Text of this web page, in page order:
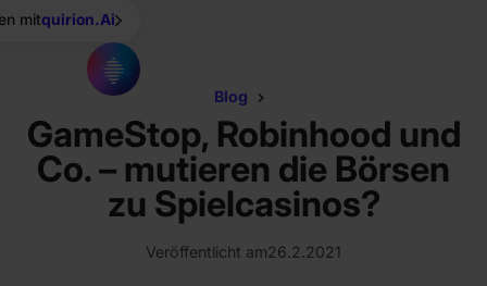
mitquirion.Ai
Blog
GameStop, Robinhood und
Co. – mutieren die Börsen
zu Spielcasinos?
Veröffentlicht am26.2.2021